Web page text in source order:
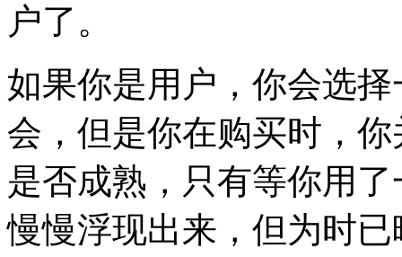
户了。
如果你是用户，你会选
会，但是你在购买时，
是否成熟，只有等你用
慢慢浮现出来，但为时